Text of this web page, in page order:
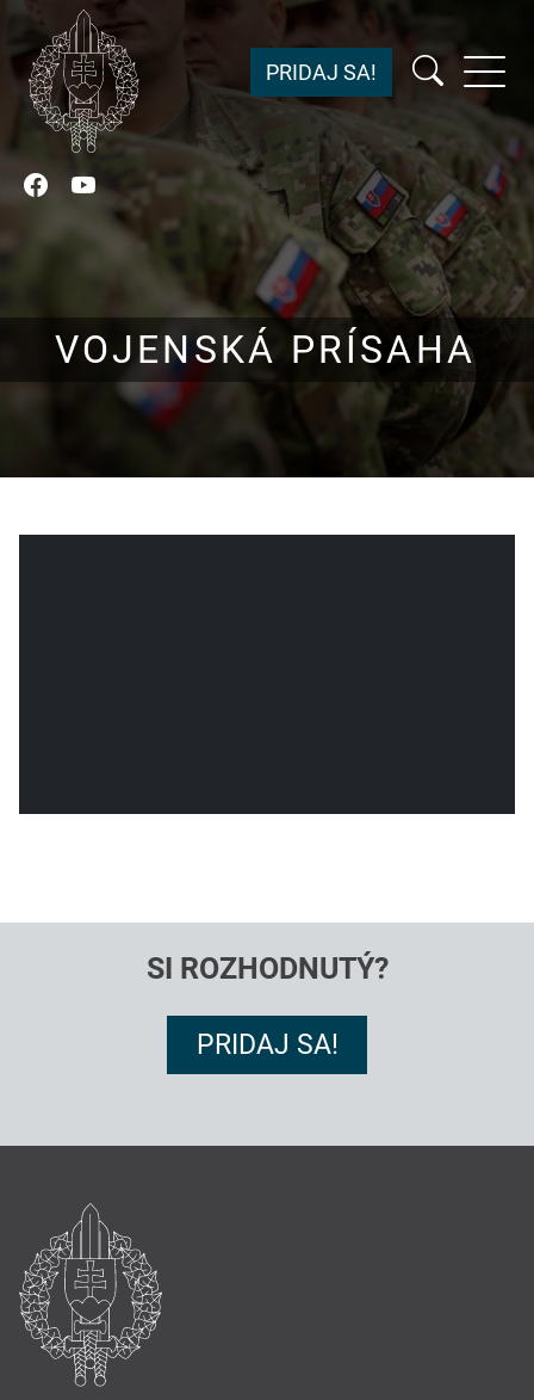
Facebook
YouTube
PRIDAJ SA!
VOJENSKÁ PRÍSAHA
SI ROZHODNUTÝ?
PRIDAJ SA!